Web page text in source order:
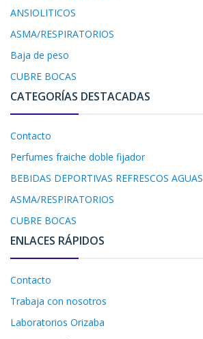
ANSIOLITICOS
ASMA/RESPIRATORIOS
Baja de peso
CUBRE BOCAS
CATEGORÍAS DESTACADAS
Contacto
Perfumes fraiche doble fijador
BEBIDAS DEPORTIVAS REFRESCOS AGUAS
ASMA/RESPIRATORIOS
CUBRE BOCAS
ENLACES RÁPIDOS
Contacto
Trabaja con nosotros
Laboratorios Orizaba